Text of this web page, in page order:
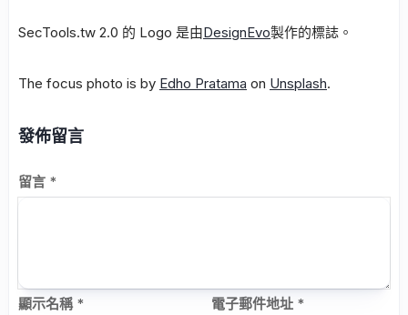
SecTools.tw 2.0 的 Logo 是由DesignEvo製作的標誌。
The focus photo is by Edho Pratama on Unsplash.
發佈留言
留言 *
顯示名稱 * 電子郵件地址 *